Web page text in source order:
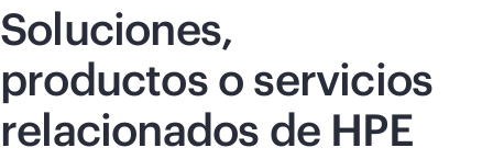
Soluciones,
productos o servicios
relacionados de HPE